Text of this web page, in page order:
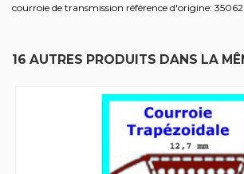
courroie de transmission référence d'origine:
16 AUTRES PRODUITS DANS LA